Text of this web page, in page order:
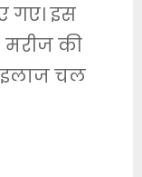
गए। इस
मरीज की
इलाज चल